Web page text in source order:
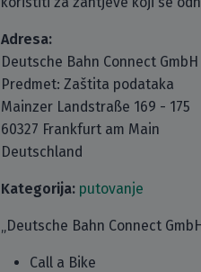
Adresa:
Deutsche Bahn Connect GmbH
Predmet: Zaštita podataka
Mainzer Landstraße 169 - 175
60327 Frankfurt am Main
Deutschland
Kategorija: putovanje
„Deutsche Bahn Connect
Call a Bike